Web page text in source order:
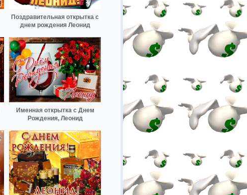
Поздравительная открытка с
днем рождения Леонид
Именная открытка с Днем
Рождения, Леонид